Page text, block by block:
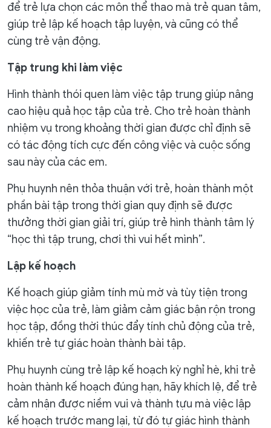
để trẻ lựa chọn các môn thể thao mà trẻ quan tâm,
giúp trẻ lập kế hoạch tập luyện, và cũng có thể
cùng trẻ vận động.
Tập trung khi làm việc
Hình thành thói quen làm việc tập trung giúp nâng
cao hiệu quả học tập của trẻ. Cho trẻ hoàn thành
nhiệm vụ trong khoảng thời gian được chỉ định sẽ
có tác động tích cực đến công việc và cuộc sống
sau này của các em.
Phụ huynh nên thỏa thuận với trẻ, hoàn thành một
phần bài tập trong thời gian quy định sẽ được
thưởng thời gian giải trí, giúp trẻ hình thành tâm lý
“học thì tập trung, chơi thì vui hết mình”.
Lập kế hoạch
Kế hoạch giúp giảm tính mù mờ và tùy tiện trong
việc học của trẻ, làm giảm cảm giác bận rộn trong
học tập, đồng thời thúc đẩy tính chủ động của trẻ,
khiến trẻ tự giác hoàn thành bài tập.
Phụ huynh cùng trẻ lập kế hoạch kỳ nghỉ hè, khi trẻ
hoàn thành kế hoạch đúng hạn, hãy khích lệ, để trẻ
cảm nhận được niềm vui và thành tựu mà việc lập
kế hoạch trước mang lại, từ đó tự giác hình thành